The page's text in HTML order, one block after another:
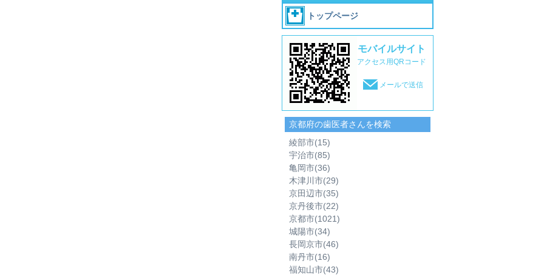
トップページ
モバイルサイト
アクセス用QRコード
メールで送信
京都府の歯医者さんを検索
綾部市(15)
宇治市(85)
亀岡市(36)
木津川市(29)
京田辺市(35)
京丹後市(22)
京都市(1021)
城陽市(34)
長岡京市(46)
南丹市(16)
福知山市(43)